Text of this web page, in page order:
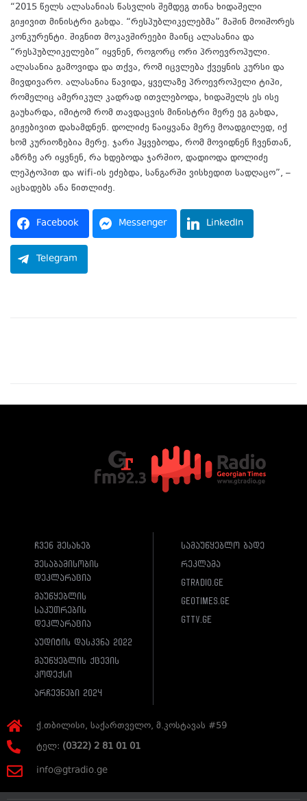
“2015 წელს ალასანიას წასვლის შემდეგ თინა ხიდაშელი
გიჟივით მინისტრი გახდა. “რესპუბლიკელებმა” მაშინ მოიშორეს
კონკურენტი. შიგნით მოკავშირეები მაინც ალასანია და
“რესპუბლიკელები” იყვნენ, როგორც ორი პროევროპული.
ალასანია გამოვიდა და თქვა, რომ იცვლება ქვეყნის კურსი და
მივდივარო. ალასანია წავიდა, ყველაზე პროევროპელი ტიპი,
რომელიც ამერიკულ კადრად ითვლებოდა, ხიდაშელს ეს ისე
გაუხარდა, იმიტომ რომ თავდაცვის მინისტრი მერე ეგ გახდა,
გიჟებივით დახამდნენ. დოლიძე წაიყვანა მერე მოადგილედ, იქ
ხომ კურიოზებია მერე. ჯარი ჰყვებოდა, რომ მოვიდნენ ჩვენთან,
აზრზე არ იყვნენ, რა ხდებოდა ჯარშიო, დადიოდა დოლიძე
ლეპტოპით და wifi-ის ეძებდა, სანგარში ვისხედით სადღაცო”, –
აცხადებს ანა წითლიძე.
Facebook Messenger LinkedIn
Telegram
ჩვენ შესახებ
შესაბამისობის
დეკლარაცია
მაუწყებლის
საკუთრების
დეკლარაცია
აუდიტის დასკვნა 2022
მაუწყებლის ქცევის
კოდექსი
არჩევნები 2024
სამაუწყებლო ბადე
რეკლამა
gtradio.ge
geotimes.ge
gttv.ge
ქ.თბილისი, საქართველო, მ.კოსტავას #59
ტელ: (0322) 2 81 01 01
info@gtradio.ge